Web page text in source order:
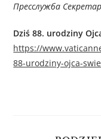
Пресслужба
Dziś 88. urodziny
https://
88-urodziny-ojca-